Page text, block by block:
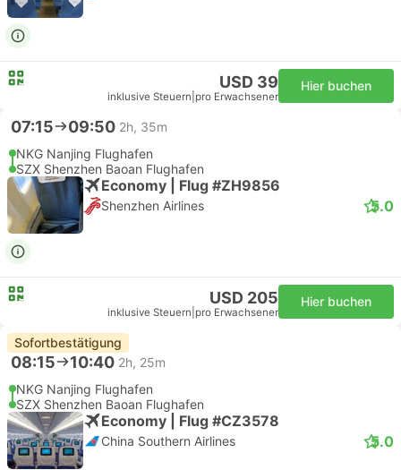
USD 39
inklusive Steuern pro Erwachsener
Hier buchen
07:15 09:50 2h, 35m
NKG Nanjing Flughafen
SZX Shenzhen Baoan Flughafen
Economy | Flug #ZH9856
Shenzhen Airlines 5.0
USD 205
inklusive Steuern pro Erwachsener
Hier buchen
Sofortbestätigung
08:15 10:40 2h, 25m
NKG Nanjing Flughafen
SZX Shenzhen Baoan Flughafen
Economy | Flug #CZ3578
China Southern Airlines 5.0